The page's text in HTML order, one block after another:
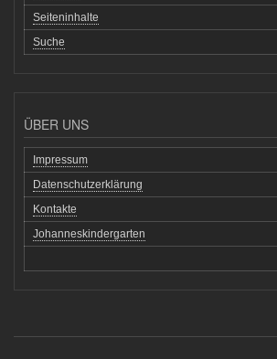
Seiteninhalte
Suche
ÜBER UNS
Impressum
Datenschutzerklärung
Kontakte
Johanneskindergarten